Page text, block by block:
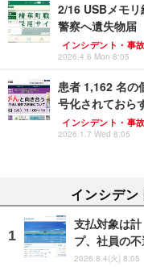
2/16 USBメモ
警察へ遺失物届
インシデント・事故
2026.4.6 Mon 8:05
患者 1,162 名の
号化されておら
インシデント・事故
2026.1.7 Wed 8:05
インシデン
支払対象は
プ、社員の
2026.8.4(火) 8:05